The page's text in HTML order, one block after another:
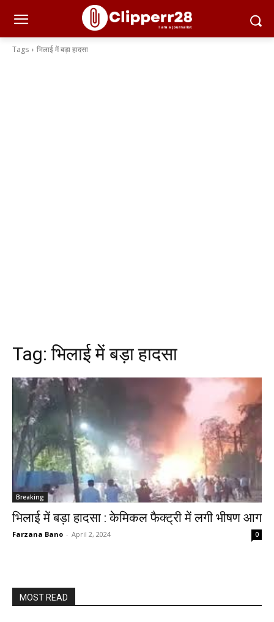
Tags भिलाई में बड़ा हादसा
Tag:भिलाई में बड़ा हादसा
Breaking
भिलाई में बड़ा हादसा : केमिकल फैक्ट्री में लगी भीषण आग
Farzana Bano - April 2, 2024 0
MOST READ